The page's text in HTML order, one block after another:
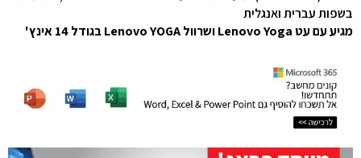
בשפות עברית ואנגלית
מגיע עם עט Lenovo Yoga ושרוול Lenovo YOGA בגודל 14 אינץ'